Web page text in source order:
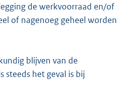
de werkvoorraad en/of
of nagenoeg geheel worden
blijven van de
steeds het geval is bij